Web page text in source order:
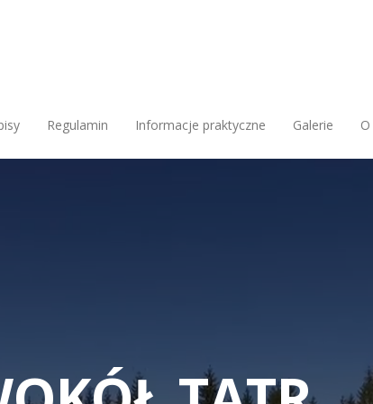
Regulamin Informacje praktyczne Galerie